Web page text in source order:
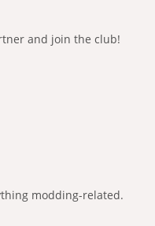
and join the club!
modding-related.